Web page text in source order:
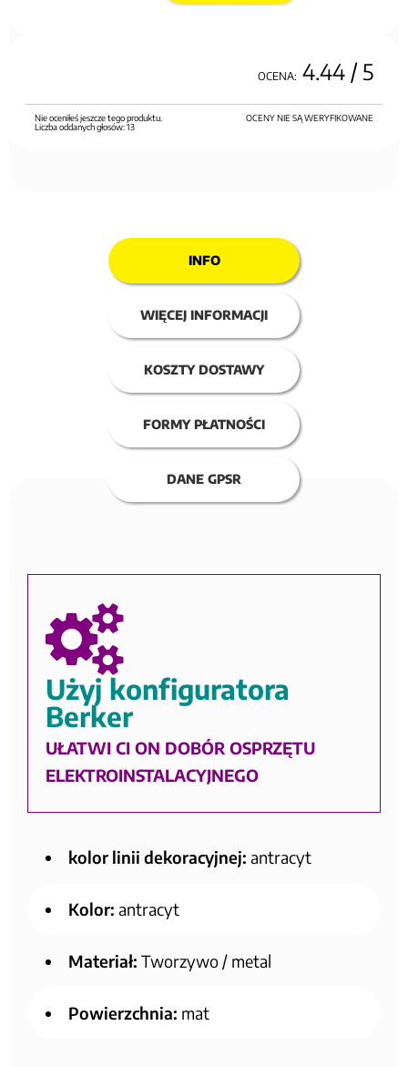
OCENA: 4.44 / 5
OCENY NIE SĄ WERYFIKOWANE
Nie oceniłeś jeszcze tego produktu.
Liczba oddanych głosów:13
INFO
WIĘCEJ INFORMACJI
KOSZTY DOSTAWY
FORMY PŁATNOŚCI
DANE GPSR
Użyj konfiguratora
Berker
UŁATWI CI ON DOBÓR OSPRZĘTU
ELEKTROINSTALACYJNEGO
kolor linii dekoracyjnej: antracyt
Kolor: antracyt
Materiał: Tworzywo / metal
Powierzchnia: mat